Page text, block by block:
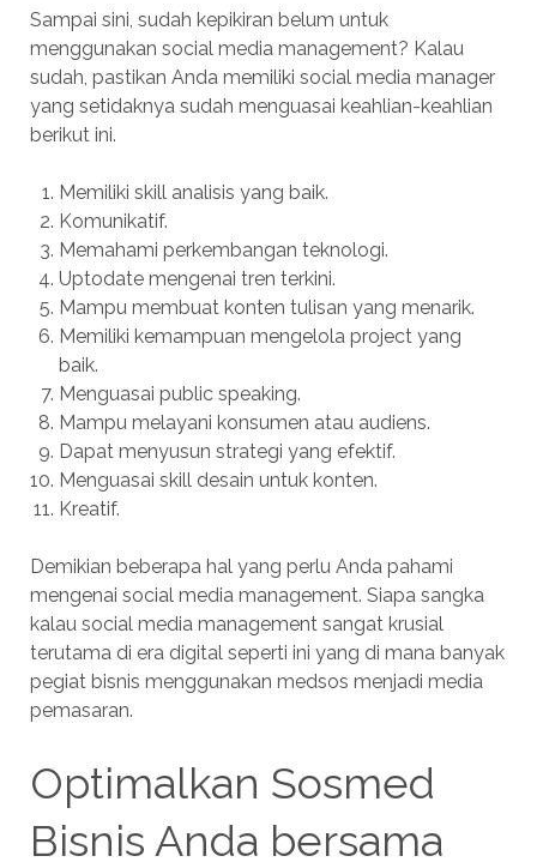
Sampai sini, sudah kepikiran belum untuk
menggunakan social media management? Kalau
sudah, pastikan Anda memiliki social media manager
yang setidaknya sudah menguasai keahlian-keahlian
berikut ini.
Memiliki skill analisis yang baik.
Komunikatif.
Memahami perkembangan teknologi.
Uptodate mengenai tren terkini.
Mampu membuat konten tulisan yang menarik.
Memiliki kemampuan mengelola project yang
baik.
Menguasai public speaking.
Mampu melayani konsumen atau audiens.
Dapat menyusun strategi yang efektif.
Menguasai skill desain untuk konten.
Kreatif.
Demikian beberapa hal yang perlu Anda pahami
mengenai social media management. Siapa sangka
kalau social media management sangat krusial
terutama di era digital seperti ini yang di mana banyak
pegiat bisnis menggunakan medsos menjadi media
pemasaran.
Optimalkan Sosmed
Bisnis Anda bersama